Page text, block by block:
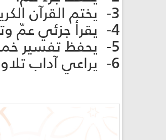
3- يختم القرآن الكريم خلال مدّةٍ لا تزيد عن ستّة أشهر.
4- يقرأ جزئي عمّ وتبارك بطريقةٍ صحيحة.
5- يحفظ تفسير خمسة عشر مفردة من القرآن الكريم.
6- يراعي آداب تلاوة القرآن الكريم والتعامل معه.